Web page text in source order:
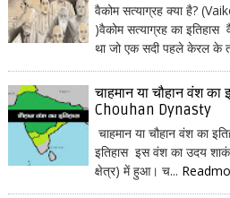
वैकोम सत्याग्रह क्या है?
)वैकोम सत्याग्रह का
था जो एक सदी पहले केरल के
चाहमान या चौहान वंश
Chouhan Dynasty
चाहमान या चौहान वंश का
इतिहास इस वंश का उदय
क्षेत्र) में हुआ। च...